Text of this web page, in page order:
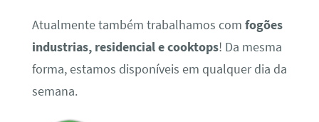
Atualmente também trabalhamos com fogões
industrias, residencial e cooktops! Da mesma
forma, estamos disponíveis em qualquer dia da
semana.